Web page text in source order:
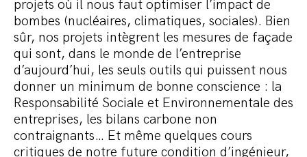
projets où il nous faut optimiser l’impact de
bombes (nucléaires, climatiques, sociales). Bien
sûr, nos projets intègrent les mesures de façade
qui sont, dans le monde de l’entreprise
d’aujourd’hui, les seuls outils qui puissent nous
donner un minimum de bonne conscience : la
Responsabilité Sociale et Environnementale des
entreprises, les bilans carbone non
contraignants… Et même quelques cours
critiques de notre future condition d’ingénieur,